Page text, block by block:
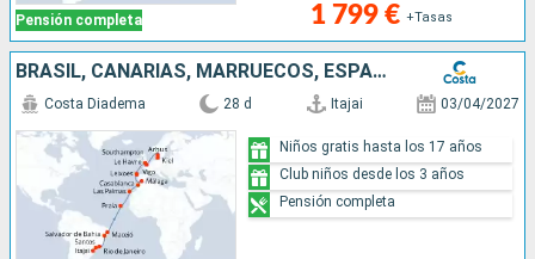
Pensión completa 1 799 € +Tasas
BRASIL, CANARIAS, MARRUECOS, ESPAÑA, PORTUGAL, FRANCIA, GRAN BRETAÑA, DINAMARCA, ALEMANIA
Costa Diadema 28 d Itajai 03/04/2027
Niños gratis hasta los 17 años
Club niños desde los 3 años
Pensión completa